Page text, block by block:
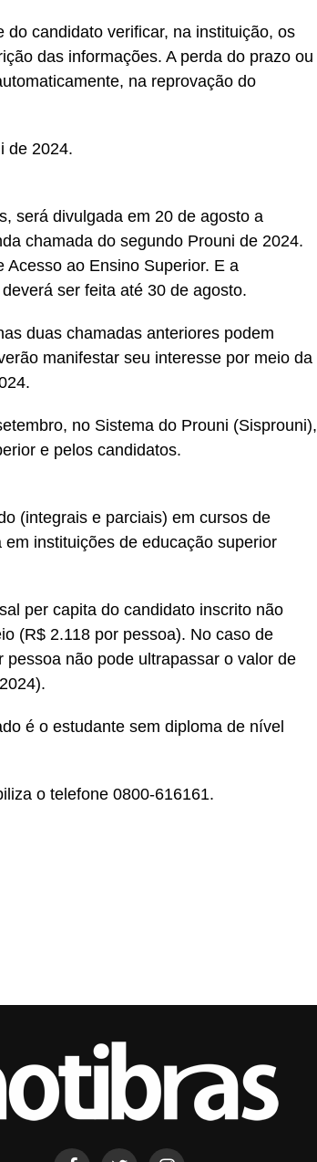
candidato verificar, na instituição, os
das informações. A perda do prazo ou
na reprovação do
de 2024.
será divulgada em 20 de agosto a
chamada do segundo Prouni de 2024.
ao Ensino Superior. E a
ser feita até 30 de agosto.
duas chamadas anteriores podem
manifestar seu interesse por meio da
no Sistema do Prouni (Sisprouni),
e pelos candidatos.
(integrais e parciais) em cursos de
instituições de educação superior
per capita do candidato inscrito não
(R$ 2.118 por pessoa). No caso de
não pode ultrapassar o valor de
é o estudante sem diploma de nível
o telefone 0800-616161.